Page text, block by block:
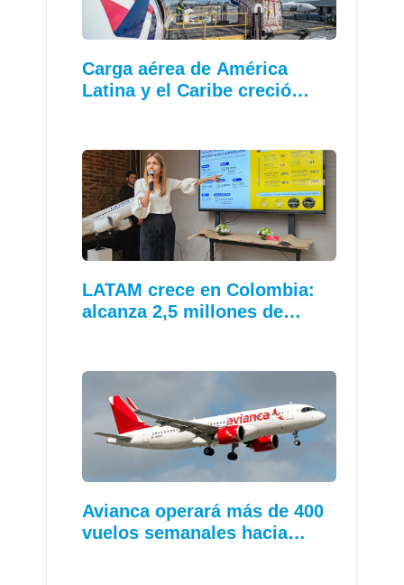
Carga aérea de América
Latina y el Caribe creció…
LATAM crece en Colombia:
alcanza 2,5 millones de…
Avianca operará más de 400
vuelos semanales hacia…